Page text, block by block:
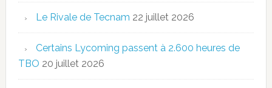
Le Rivale de Tecnam 22 juillet 2026
Certains Lycoming passent à 2.600 heures de
TBO 20 juillet 2026